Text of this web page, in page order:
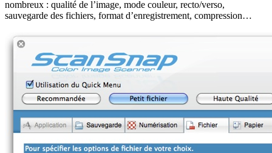
nombreux : qualité de l’image, mode couleur, recto/verso,
sauvegarde des fichiers, format d’enregistrement, compression…